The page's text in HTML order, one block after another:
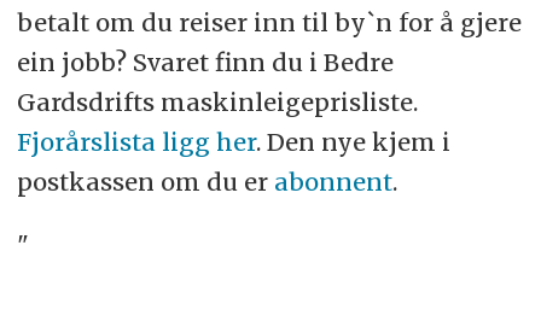
betalt om du reiser inn til by`n for å gjere
ein jobb? Svaret finn du i Bedre
Gardsdrifts maskinleigeprisliste.
Fjorårslista ligg her. Den nye kjem i
postkassen om du er abonnent.
"